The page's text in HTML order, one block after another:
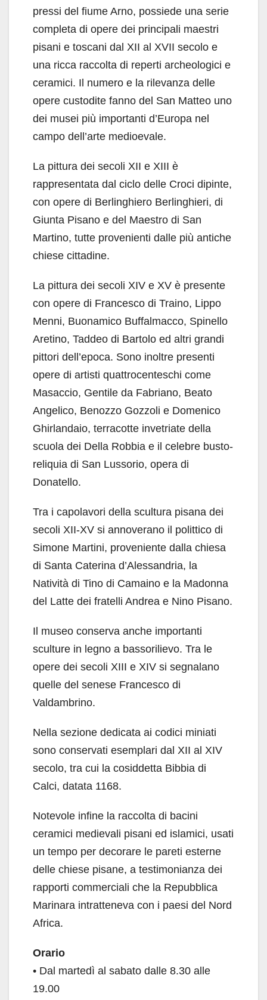
pressi del fiume Arno, possiede una serie
completa di opere dei principali maestri
pisani e toscani dal XII al XVII secolo e
una ricca raccolta di reperti archeologici e
ceramici. Il numero e la rilevanza delle
opere custodite fanno del San Matteo uno
dei musei più importanti d’Europa nel
campo dell’arte medioevale.
La pittura dei secoli XII e XIII è
rappresentata dal ciclo delle Croci dipinte,
con opere di Berlinghiero Berlinghieri, di
Giunta Pisano e del Maestro di San
Martino, tutte provenienti dalle più antiche
chiese cittadine.
La pittura dei secoli XIV e XV è presente
con opere di Francesco di Traino, Lippo
Menni, Buonamico Buffalmacco, Spinello
Aretino, Taddeo di Bartolo ed altri grandi
pittori dell’epoca. Sono inoltre presenti
opere di artisti quattrocenteschi come
Masaccio, Gentile da Fabriano, Beato
Angelico, Benozzo Gozzoli e Domenico
Ghirlandaio, terracotte invetriate della
scuola dei Della Robbia e il celebre busto-
reliquia di San Lussorio, opera di
Donatello.
Tra i capolavori della scultura pisana dei
secoli XII-XV si annoverano il polittico di
Simone Martini, proveniente dalla chiesa
di Santa Caterina d’Alessandria, la
Natività di Tino di Camaino e la Madonna
del Latte dei fratelli Andrea e Nino Pisano.
Il museo conserva anche importanti
sculture in legno a bassorilievo. Tra le
opere dei secoli XIII e XIV si segnalano
quelle del senese Francesco di
Valdambrino.
Nella sezione dedicata ai codici miniati
sono conservati esemplari dal XII al XIV
secolo, tra cui la cosiddetta Bibbia di
Calci, datata 1168.
Notevole infine la raccolta di bacini
ceramici medievali pisani ed islamici, usati
un tempo per decorare le pareti esterne
delle chiese pisane, a testimonianza dei
rapporti commerciali che la Repubblica
Marinara intratteneva con i paesi del Nord
Africa.
Orario
• Dal martedì al sabato dalle 8.30 alle
19.00